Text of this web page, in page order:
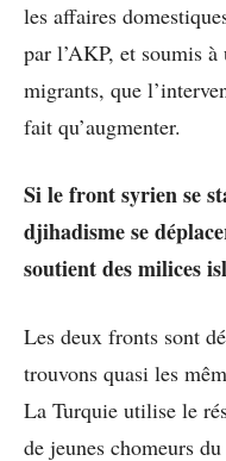
les affaires
par l’AKP, et soumis
migrants, que
fait qu’augmenter.
Si le front syrien se
djihadisme se
soutient des milices
Les deux fronts sont
trouvons quasi les
La Turquie utilise le
de jeunes chomeurs